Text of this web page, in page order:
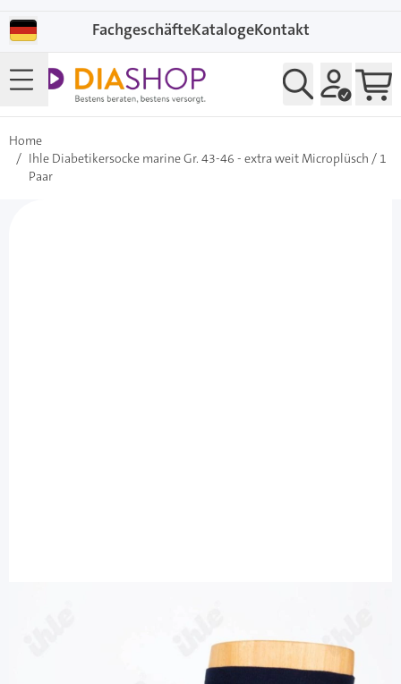
FachgeschäfteKatalogeKontakt
Home
/ Ihle Diabetikersocke marine Gr. 43-46 - extra weit Microplüsch / 1
Paar
Ihle Diabetikersocke marine Gr. 43-46 -
extra weit Microplüsch / 1 Paar